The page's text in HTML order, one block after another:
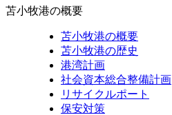
苫小牧港の概要
苫小牧港の概要
苫小牧港の歴史
港湾計画
社会資本総合整備計画
リサイクルポート
保安対策